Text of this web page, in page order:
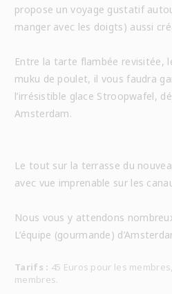
propose un voyage gustatif
manger avec les doigts) aussi
Entre la tarte flambée revisitée,
muku de poulet, il vous faudra
l’irrésistible glace Stroopwafel,
Amsterdam.
Le tout sur la terrasse du
avec vue imprenable sur les
Nous vous y attendons
L’équipe (gourmande)
Tarifs : 45 Euros pour les
membres.